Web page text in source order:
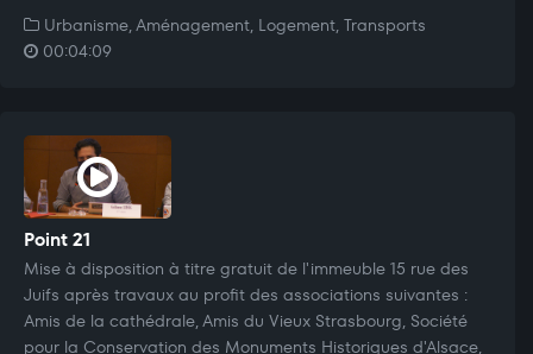
Urbanisme, Aménagement, Logement, Transports
00:04:09
Point 21
Mise à disposition à titre gratuit de l'immeuble 15 rue des
Juifs après travaux au profit des associations suivantes :
Amis de la cathédrale, Amis du Vieux Strasbourg, Société
pour la Conservation des Monuments Historiques d'Alsace,